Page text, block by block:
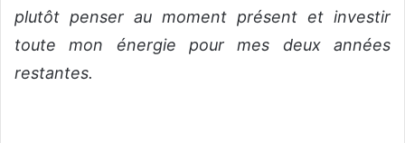
plutôt penser au moment présent et investir
toute mon énergie pour mes deux années
restantes.